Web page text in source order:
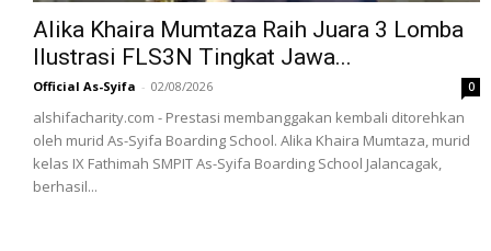
Alika Khaira Mumtaza Raih Juara 3 Lomba
Ilustrasi FLS3N Tingkat Jawa...
Official As-Syifa - 02/08/2026 0
alshifacharity.com - Prestasi membanggakan kembali ditorehkan
oleh murid As-Syifa Boarding School. Alika Khaira Mumtaza, murid
kelas IX Fathimah SMPIT As-Syifa Boarding School Jalancagak,
berhasil...